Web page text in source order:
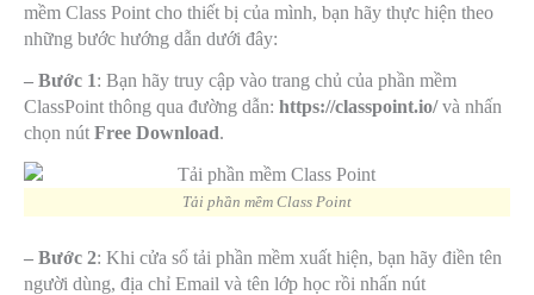
mềm Class Point cho thiết bị của mình, bạn hãy thực hiện theo
những bước hướng dẫn dưới đây:
– Bước 1: Bạn hãy truy cập vào trang chủ của phần mềm
ClassPoint thông qua đường dẫn: https://classpoint.io/và nhấn
chọn nút Free Download.
Tải phần mềm Class Point
– Bước 2: Khi cửa sổ tải phần mềm xuất hiện, bạn hãy điền tên
người dùng, địa chỉ Email và tên lớp học rồi nhấn nút